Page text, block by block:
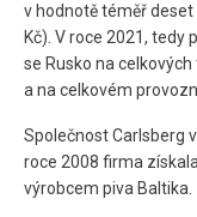
v hodnotě téměř
Kč). V roce 2021, tedy
se Rusko na
a na celkovém
Společnost Carlsberg
roce 2008 firma
výrobcem piva Baltika.